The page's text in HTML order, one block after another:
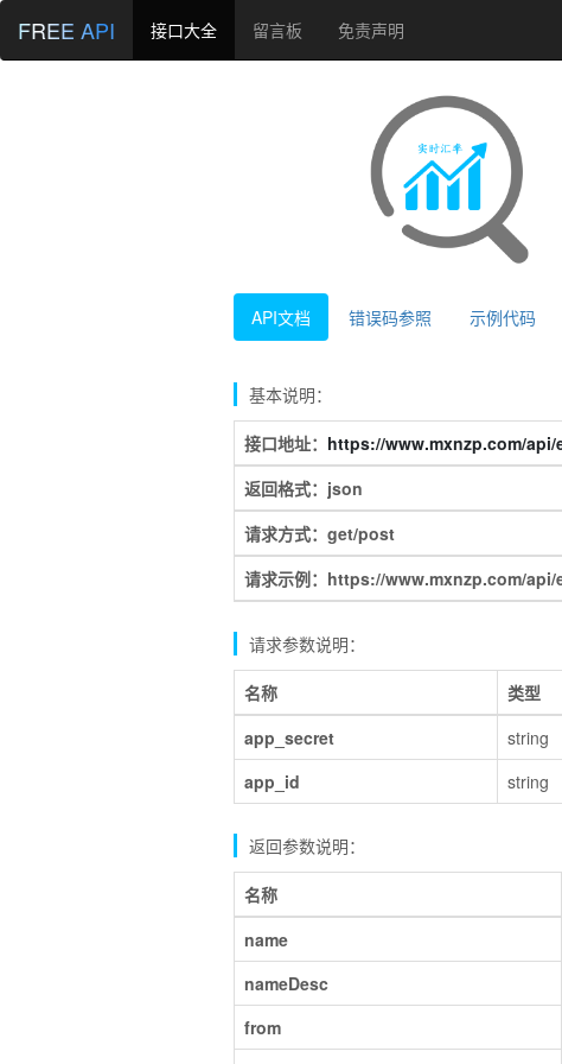
FREE API 接口大全 留言板 免责声明
API文档 错误码参照 示例代码
基本说明：
接口地址： https://www.mxnzp.com/
返回格式：json
请求方式：get/post
请求示例：https://www.mxnzp.com/
请求参数说明：
名称 类型
app_secret
string
app_id
string
返回参数说明：
名称
name
nameDesc
from